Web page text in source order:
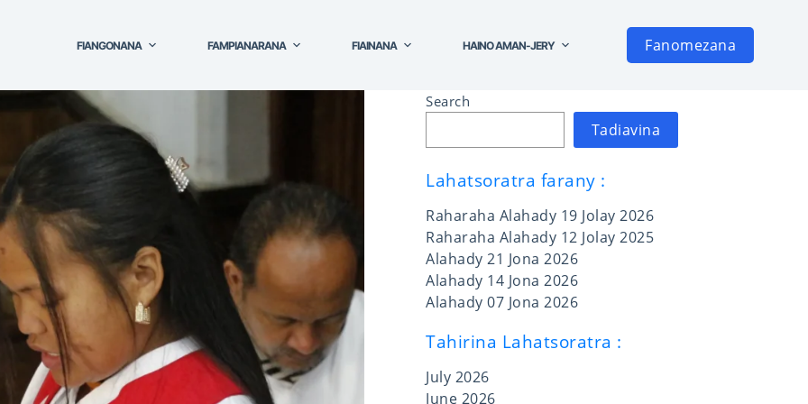
FIANGONANA FAMPIANARANA FIAINANA HAINO AMAN-JERY Fanomezana
Search
Tadiavina
Lahatsoratra farany :
Raharaha Alahady 19 Jolay 2026
Raharaha Alahady 12 Jolay 2025
Alahady 21 Jona 2026
Alahady 14 Jona 2026
Alahady 07 Jona 2026
Tahirina Lahatsoratra :
July 2026
June 2026